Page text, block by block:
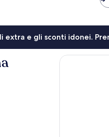
extra e gli sconti idonei.